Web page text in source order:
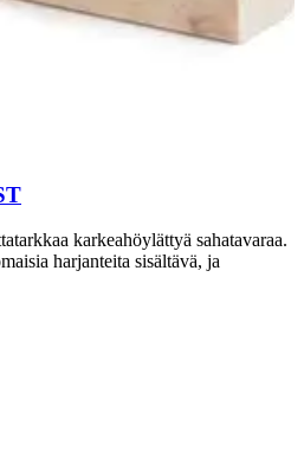
karkeahöylättyä sahatavaraa.
harjanteita sisältävä, ja